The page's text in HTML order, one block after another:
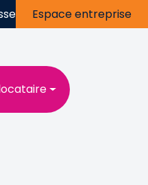
Espace entreprise